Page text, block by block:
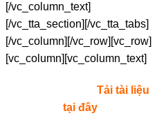
[/vc_column_text]
[/vc_tta_section][/vc_tta_tabs]
[/vc_column][/vc_row][vc_row]
[vc_column][vc_column_text]
Tải tài liệu
tại đây